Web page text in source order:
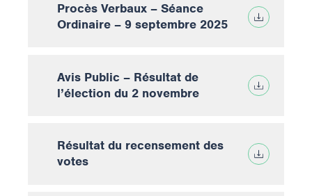
Procès Verbaux – Séance
Ordinaire – 9 septembre 2025
Avis Public – Résultat de
l’élection du 2 novembre
Résultat du recensement des
votes